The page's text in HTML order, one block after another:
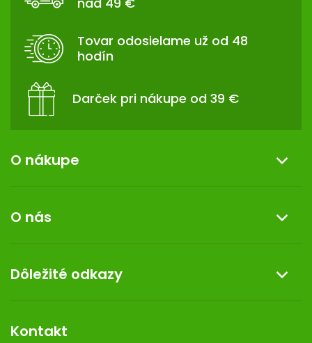
Tovar odosielame už od 48
hodín
Darček pri nákupe od 39 €
O nákupe
Reklamácia a vrátenie tovaru
Doprava a platba
Darček k nákupu
O nás
Kontakt
Dermocentrum
Dôležité odkazy
Rozhodnutie na prevádzku
Kontakt